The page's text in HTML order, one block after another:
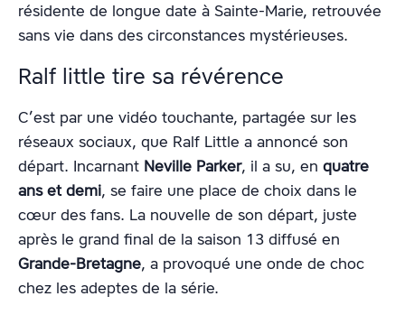
résidente de longue date à Sainte-Marie, retrouvée
sans vie dans des circonstances mystérieuses.
Ralf little tire sa révérence
C’est par une vidéo touchante, partagée sur les
réseaux sociaux, que Ralf Little a annoncé son
départ. Incarnant Neville Parker, il a su, en quatre
ans et demi, se faire une place de choix dans le
cœur des fans. La nouvelle de son départ, juste
après le grand final de la saison 13 diffusé en
Grande-Bretagne, a provoqué une onde de choc
chez les adeptes de la série.